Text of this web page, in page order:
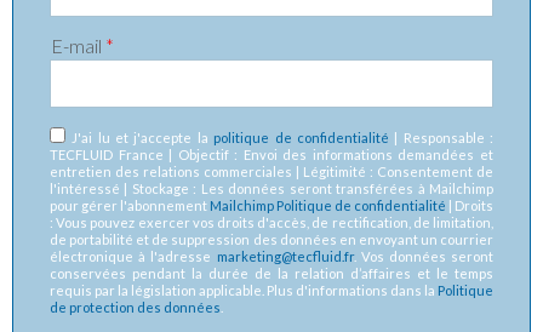
E-mail *
RGPD*
J'ai lu et j'accepte la politique de confidentialité | Responsable :
TECFLUID France | Objectif : Envoi des informations demandées et
entretien des relations commerciales | Légitimité : Consentement de
l'intéressé | Stockage : Les données seront transférées à Mailchimp
pour gérer l'abonnement Mailchimp Politique de confidentialité | Droits
: Vous pouvez exercer vos droits d'accès, de rectification, de limitation,
de portabilité et de suppression des données en envoyant un courrier
électronique à l'adresse marketing@tecfluid.fr. Vos données seront
conservées pendant la durée de la relation d’affaires et le temps
requis par la législation applicable. Plus d'informations dans la Politique
de protection des données